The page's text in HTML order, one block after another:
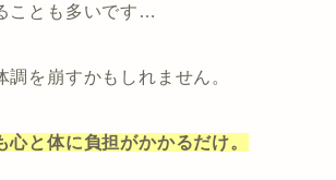
ことも多いです…
調を崩すかもしれません。
心と体に負担がかかるだけ。